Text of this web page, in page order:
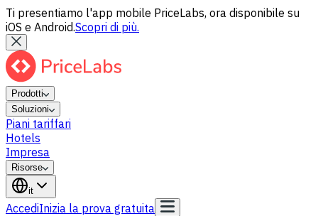
Ti presentiamo l'app mobile PriceLabs, ora disponibile su
iOS e Android.Scopri di più.
Prodotti
Soluzioni
Piani tariffari
Hotels
Impresa
Risorse
it
AccediInizia la prova gratuita